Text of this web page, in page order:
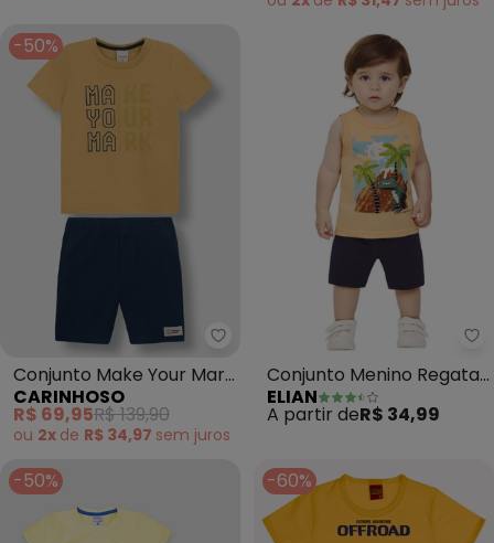
-50%
Carinhoso - Conjunto Make
Conjunto Make Your Mark
(Amarelo)
CARINHOSO
R$ 69,95R$ 139,90
ou 2x de R$ 34,97 sem juros
Conjunto Menino Regata
e Bermuda (Amarelo)
ELIAN
A partir deR$ 34,99
-50% -60%